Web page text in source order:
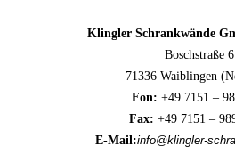
Klingler Schrankwände
Boschstraße 6
71336 Waiblingen
Fon: +49 7151 –
Fax: +49 7151 –
E-Mail:info@klingler-